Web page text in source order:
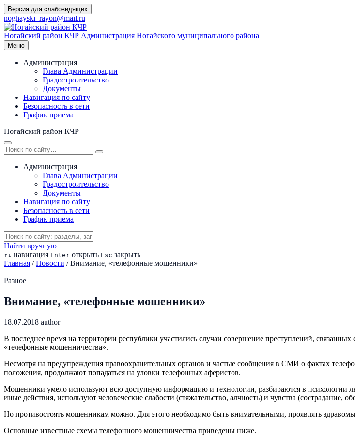
Перейти
к
содержимому
Версия для слабовидящих
noghayski_rayon@mail.ru
Ногайский район КЧР Администрация Ногайского муниципального района
Меню
Администрация
Глава Администрации
Градостроительство
Документы
Навигация по сайту
Безопасность в сети
График приема
Ногайский район КЧР
Администрация
Глава Администрации
Градостроительство
Документы
Навигация по сайту
Безопасность в сети
График приема
Найти вручную
↑ ↓ навигация Enter открыть Esc закрыть
Главная / Новости / Внимание, «телефонные мошенники»
Разное
Внимание, «телефонные мошенники»
18.07.2018 author
В последнее время на территории республики участились случаи совершение преступлений,
«телефонные мошенничества».
Несмотря на предупреждения правоохранительных органов и частые сообщения в СМИ о фактах
положения, продолжают попадаться на уловки телефонных аферистов.
Мошенники умело используют всю доступную информацию и технологии, разбираются в психологии
иные действия, используют человеческие слабости (стяжательство, алчность) и чувства (сострадание,
Но противостоять мошенникам можно. Для этого необходимо быть внимательными, проявлять
Основные известные схемы телефонного мошенничества приведены ниже.